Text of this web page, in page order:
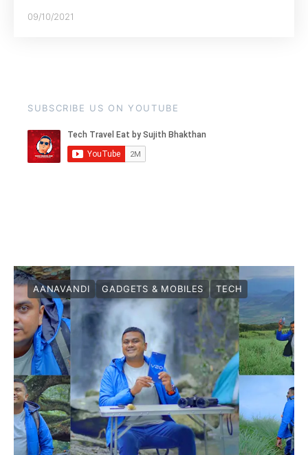
09/10/2021
SUBSCRIBE US ON YOUTUBE
AANAVANDI GADGETS & MOBILES TECH